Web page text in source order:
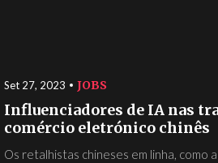
Set 27, 2023 JOBS
Influenciadores de IA nas
comércio eletrónico chinês
Os retalhistas chineses em linha, como